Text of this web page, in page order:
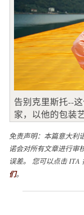
告别克里斯托--
家，以他的包装
免责声明：本篇意大利
诺会对所有文章进行审
误差。 您可以点击 ITA
们。